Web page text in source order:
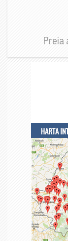
Preia